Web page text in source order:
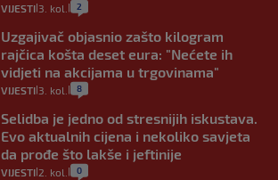
VIJESTI 3. kol. 2
Uzgajivač objasnio zašto kilogram
rajčica košta deset eura: "Nećete ih
vidjeti na akcijama u trgovinama"
VIJESTI 3. kol. 8
Selidba je jedno od stresnijih iskustava.
Evo aktualnih cijena i nekoliko savjeta
da prođe što lakše i jeftinije
VIJESTI 2. kol. 0